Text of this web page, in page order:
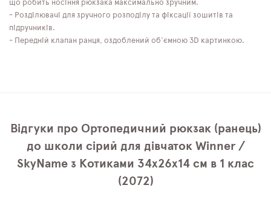
що робить носіння рюкзака максимально зручним.
- Розділювачі для зручного розподілу та фіксації зошитів та
підручників.
- Передній клапан ранця, оздоблений об'ємною 3D картинкою.
Відгуки про Ортопедичний рюкзак (ранець)
до школи сірий для дівчаток Winner /
SkyName з Котиками 34х26х14 см в 1 клас
(2072)